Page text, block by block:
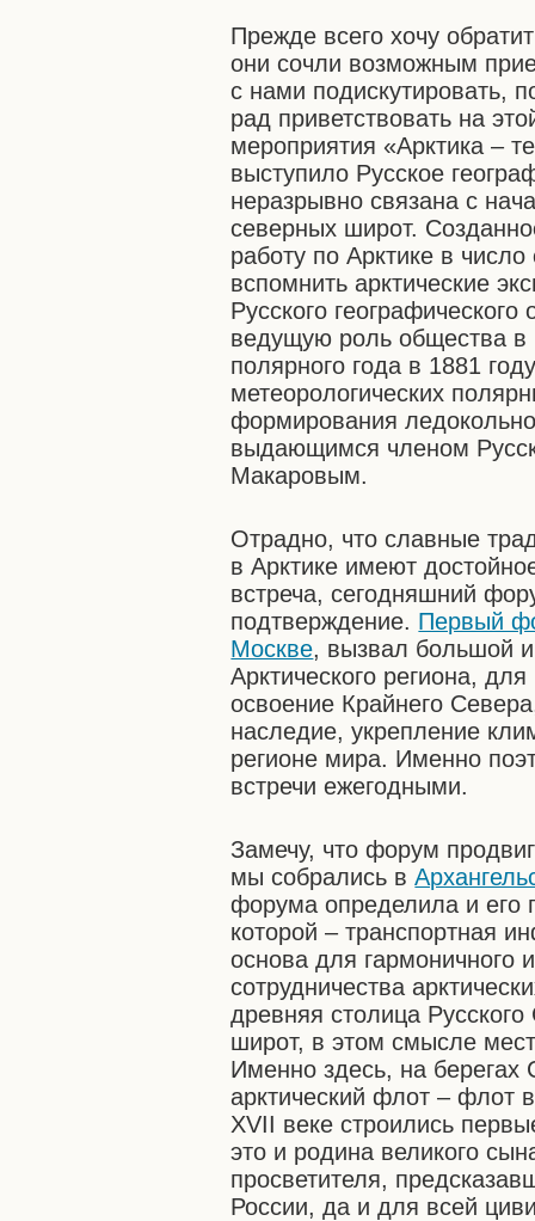
Прежде всего хочу
они сочли возможным
с нами подискутировать,
рад приветствовать на
мероприятия «Арктика –
выступило Русское
неразрывно связана с
северных широт.
работу по Арктике в
вспомнить арктические
Русского
ведущую роль общества в
полярного года в 1881
метеорологических
формирования
выдающимся членом
Макаровым.
Отрадно, что славные
в Арктике имеют
встреча, сегодняшний
подтверждение. Первый
Москве, вызвал большой
Арктического региона,
освоение Крайнего
наследие, укрепление
регионе мира. Именно
встречи ежегодными.
Замечу, что форум
мы собрались в
форума определила и его
которой – транспортная
основа для гармоничного
сотрудничества
древняя столица
широт, в этом смысле
Именно здесь, на берегах
арктический флот – флот
XVII веке строились
это и родина великого
просветителя,
России, да и для всей